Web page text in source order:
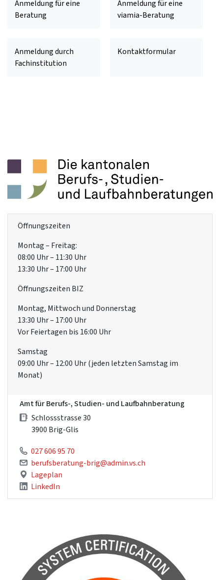
Anmeldung für eine
Beratung
Anmeldung für eine
viamia-Beratung
Anmeldung durch
Fachinstitution
Kontaktformular
Öffnungszeiten
Montag – Freitag:
08:00 Uhr – 11:30 Uhr
13:30 Uhr – 17:00 Uhr
Öffnungszeiten BIZ
Montag, Mittwoch und Donnerstag
13:30 Uhr – 17:00 Uhr
Vor Feiertagen bis 16:00 Uhr
Samstag
09:00 Uhr – 12:00 Uhr (jeden letzten Samstag im
Monat)
Amt für Berufs-, Studien- und Laufbahnberatung
Schlossstrasse 30
3900 Brig-Glis
027 606 95 70
berufsberatung-brig@admin.vs.ch
Lageplan
LinkedIn